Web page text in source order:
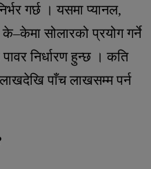
गर्छ । यसमा प्यानल,
के–केमा सोलारको प्रयोग गर्ने
निर्धारण हुन्छ । कति
पाँच लाखसम्म पर्न